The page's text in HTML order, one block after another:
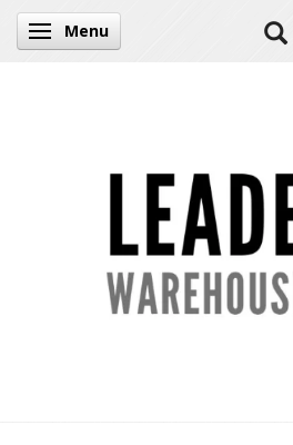
Skifte navigation
Menu